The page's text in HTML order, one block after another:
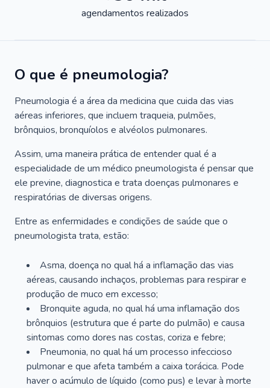
agendamentos realizados
O que é pneumologia?
Pneumologia é a área da medicina que cuida das vias
aéreas inferiores, que incluem traqueia, pulmões,
brônquios, bronquíolos e alvéolos pulmonares.
Assim, uma maneira prática de entender qual é a
especialidade de um médico pneumologista é pensar que
ele previne, diagnostica e trata doenças pulmonares e
respiratórias de diversas origens.
Entre as enfermidades e condições de saúde que o
pneumologista trata, estão:
Asma, doença no qual há a inflamação das vias
aéreas, causando inchaços, problemas para respirar e
produção de muco em excesso;
Bronquite aguda, no qual há uma inflamação dos
brônquios (estrutura que é parte do pulmão) e causa
sintomas como dores nas costas, coriza e febre;
Pneumonia, no qual há um processo infeccioso
pulmonar e que afeta também a caixa torácica. Pode
haver o acúmulo de líquido (como pus) e levar à morte